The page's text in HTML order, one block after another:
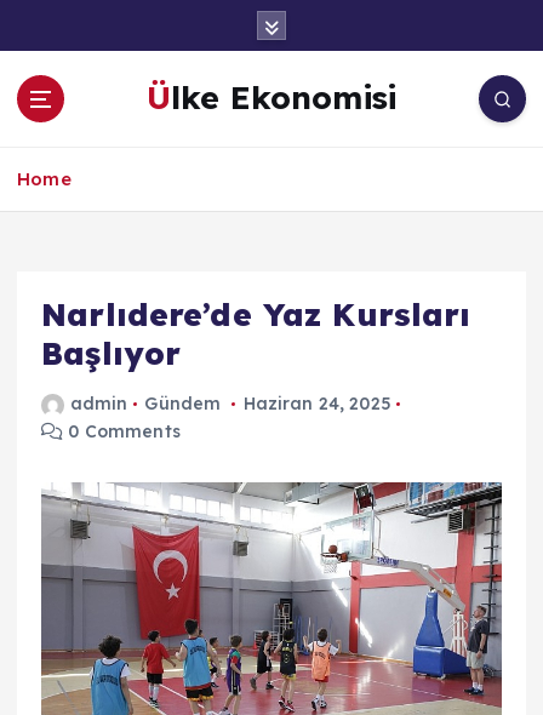
a
Ülke Ekonomisi
Home
Narlıdere’de Yaz Kursları
Başlıyor
admin Gündem
Haziran 24, 2025
0 Comments